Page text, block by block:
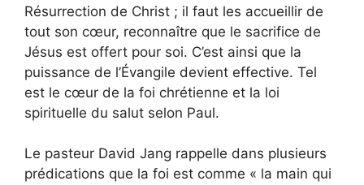
Résurrection de Christ ; il faut les accueillir de
tout son cœur, reconnaître que le sacrifice de
Jésus est offert pour soi. C’est ainsi que la
puissance de l’Évangile devient effective. Tel
est le cœur de la foi chrétienne et la loi
spirituelle du salut selon Paul.
Le pasteur David Jang rappelle dans plusieurs
prédications que la foi est comme « la main qui